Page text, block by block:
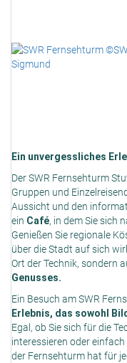
Ein unvergessliches
Der SWR Fernsehturm
Gruppen und
Aussicht und den
ein Café, in dem Sie sich
Genießen Sie regionale
über die Stadt auf sich
Ort der Technik, sondern
Genusses.
Ein Besuch am SWR
Erlebnis, das sowohl
Egal, ob Sie sich für die
interessieren oder
der Fernsehturm hat für